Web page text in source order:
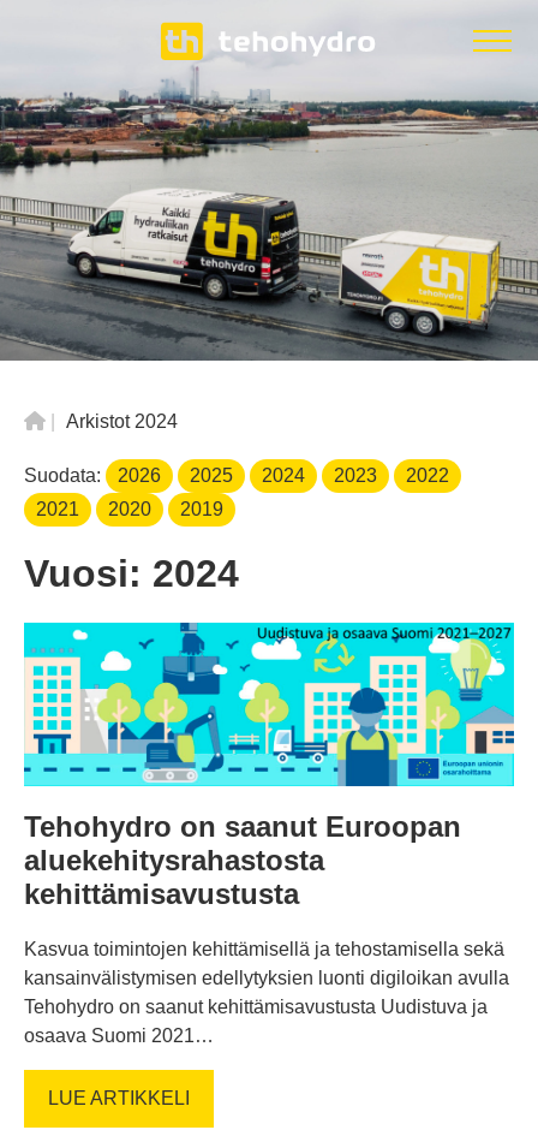
Arkistot 2024
Suodata: 2026 2025 2024 2023
2022
2021
2020 2019
Vuosi: 2024
Tehohydro on saanut Euroopan
aluekehitysrahastosta
kehittämisavustusta
Kasvua toimintojen kehittämisellä ja tehostamisella sekä
kansainvälistymisen edellytyksien luonti digiloikan avulla
Tehohydro on saanut kehittämisavustusta Uudistuva ja
osaava Suomi 2021…
LUE ARTIKKELI